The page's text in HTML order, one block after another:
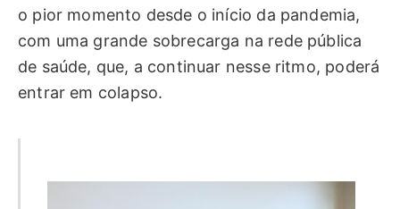
o pior momento desde o início da pandemia,
com uma grande sobrecarga na rede pública
de saúde, que, a continuar nesse ritmo, poderá
entrar em colapso.